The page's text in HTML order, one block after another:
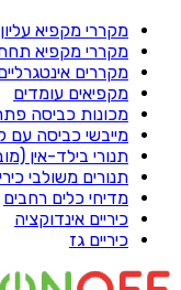
מקררי מקפיא עליון​
מקררי מקפיא
מקררים
מקפיאים עומדים
מכונות כביסה
מייבשי כביסה עם
תנורי בילד-אין
תנורים משולבי
מדיחי כלים רחבים
כיריים אינדוקציה
כיריים גז